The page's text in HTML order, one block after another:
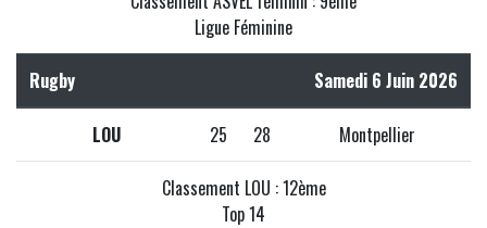
Ligue Féminine
Rugby Samedi 6 Juin 2026
LOU 25 28 Montpellier
Classement LOU : 12ème
Top 14